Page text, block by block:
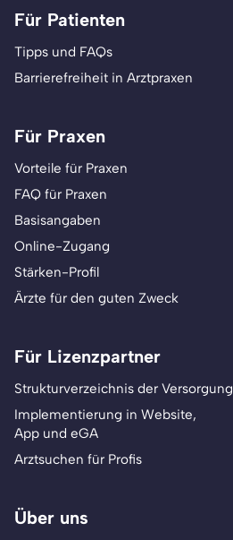
Für Patienten
Tipps und FAQs
Barrierefreiheit in Arztpraxen
Für Praxen
Vorteile für Praxen
FAQ für Praxen
Basisangaben
Online-Zugang
Stärken-Profil
Ärzte für den guten Zweck
Für Lizenzpartner
Strukturverzeichnis der Versorgung
Implementierung in Website,
App und eGA
Arztsuchen für Profis
Über uns